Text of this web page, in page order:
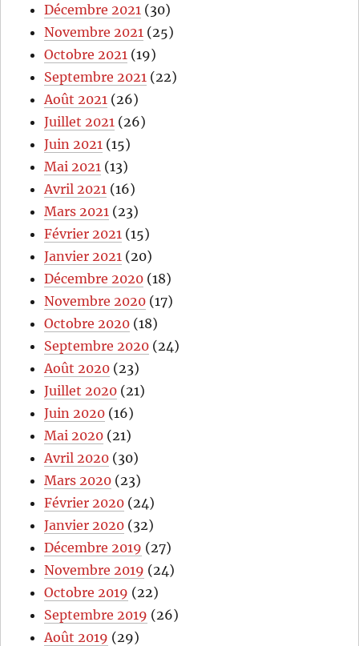
Décembre 2021 (30)
Novembre 2021 (25)
Octobre 2021 (19)
Septembre 2021 (22)
Août 2021 (26)
Juillet 2021 (26)
Juin 2021 (15)
Mai 2021 (13)
Avril 2021 (16)
Mars 2021 (23)
Février 2021 (15)
Janvier 2021 (20)
Décembre 2020 (18)
Novembre 2020 (17)
Octobre 2020 (18)
Septembre 2020 (24)
Août 2020 (23)
Juillet 2020 (21)
Juin 2020 (16)
Mai 2020 (21)
Avril 2020 (30)
Mars 2020 (23)
Février 2020 (24)
Janvier 2020 (32)
Décembre 2019 (27)
Novembre 2019 (24)
Octobre 2019 (22)
Septembre 2019 (26)
Août 2019 (29)